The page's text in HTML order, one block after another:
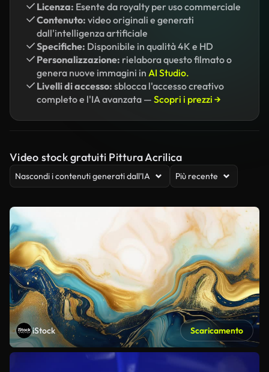
Licenza: Esente da royalty per uso commerciale
Contenuto: video originali e generati
dall'intelligenza artificiale
Specifiche: Disponibile in qualità 4K e HD
Personalizzazione: rielabora questo filmato o
genera nuove immagini in AI Studio.
Livelli di accesso: sblocca l'accesso creativo
completo e l'IA avanzata — Scopri i prezzi →
Video stock gratuiti Pittura Acrilica
Nascondi i contenuti generati dall’IA Più recente
iStock Scaricamento